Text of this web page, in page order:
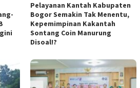
Pelayanan Kantah Kabupaten
Bogor Semakin Tak Menentu,
Kepemimpinan Kakantah
Sontang Coin Manurung
Disoal!?